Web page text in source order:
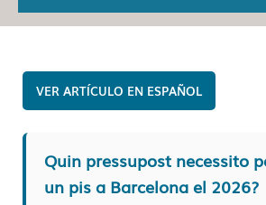
ESPAÑOL
Quin pressupost necessito
un pis a Barcelona el 2026?